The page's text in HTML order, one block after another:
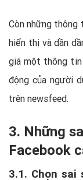
Còn những thông
hiển thị và dần
giá một thông tin
động của người
trên newsfeed.
3. Những
Facebook
3.1. Chọn sai